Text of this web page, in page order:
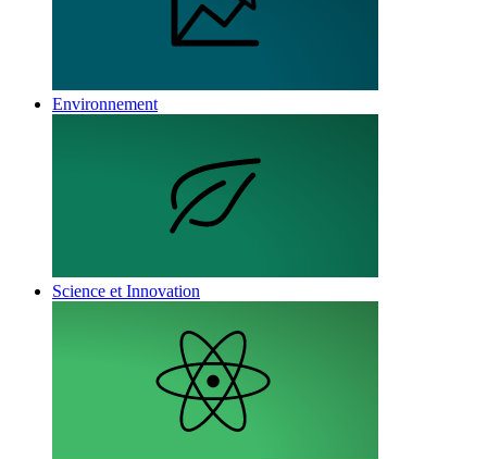
Environnement
Science et Innovation